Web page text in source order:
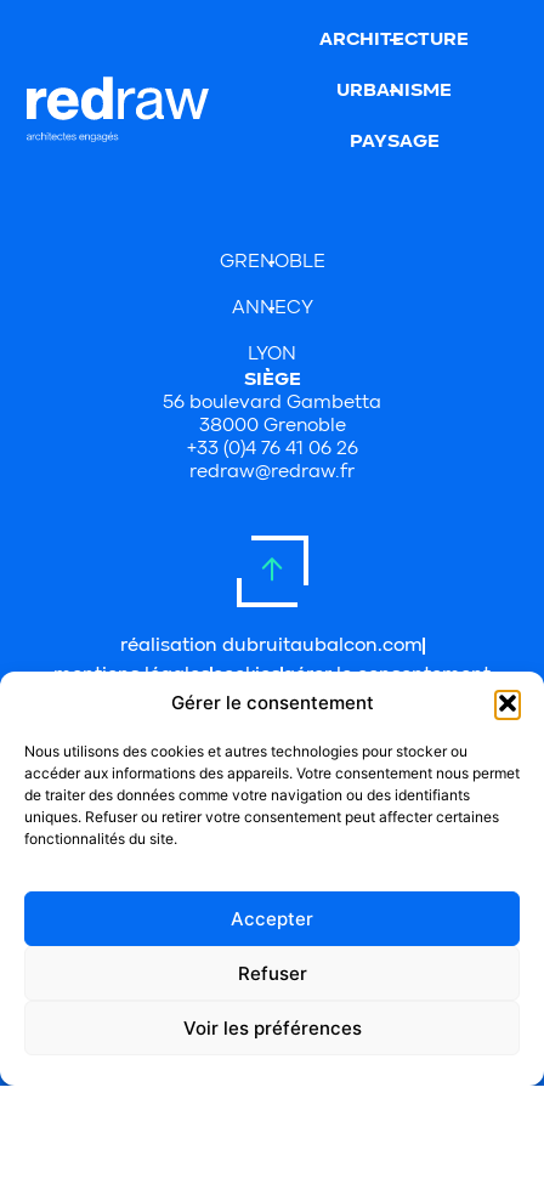
Gérer le consentement
Nous utilisons des cookies et autres technologies pour stocker ou
accéder aux informations des appareils. Votre consentement nous permet
de traiter des données comme votre navigation ou des identifiants
uniques. Refuser ou retirer votre consentement peut affecter certaines
fonctionnalités du site.
Accepter
Refuser
Voir les préférences
ARCHITECTURE
URBANISME
PAYSAGE
GRENOBLE
ANNECY
LYON
SIÈGE
56 boulevard Gambetta
38000 Grenoble
+33 (0)4 76 41 06 26
redraw@redraw.fr
réalisation dubruitaubalcon.com
mentions légalescookiesgérer le consentement